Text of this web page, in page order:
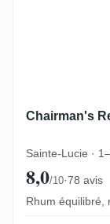
Chairman's
Sainte-Lucie ·
8,0/10·78 avis
Rhum équilibré,